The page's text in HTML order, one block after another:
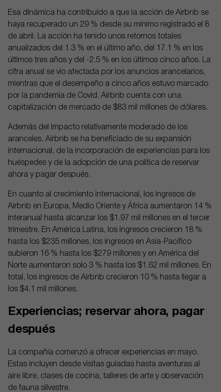
Esa dinámica ha contribuido a que la acción de Airbnb se
haya recuperado un 29 % desde su mínimo registrado el 8
de abril. La acción ha tenido unos retornos totales
anualizados del 1.3 % en el último año, del 17.1 % en los
últimos tres años y del -2.5 % en los últimos cinco años. La
cifra anual se vio afectada por los anuncios arancelarios,
mientras que el desempeño a cinco años estuvo marcado
por la pandemia de Covid. Airbnb cuenta con una
capitalización de mercado de $83 mil millones de dólares.
Además del impacto relativamente moderado de los
aranceles, Airbnb se ha beneficiado de su expansión
internacional, de la incorporación de experiencias para los
huéspedes y de la adopción de una política de reservar
ahora y pagar después.
En cuanto al crecimiento internacional, los ingresos de
Airbnb en Europa, Medio Oriente y África aumentaron 14 %
interanual hasta alcanzar los $1.97 mil millones en el tercer
trimestre. En América Latina, los ingresos crecieron 18 %
hasta los $235 millones, los ingresos en Asia-Pacífico
subieron 16 % hasta los $279 millones y en América del
Norte aumentaron solo 3 % hasta los $1.62 mil millones. En
total, los ingresos de Airbnb crecieron 10 % hasta llegar a
los $4.1 mil millones.
Experiencias; reservar ahora, pagar
después
La compañía comenzó a ofrecer experiencias en mayo.
Estas incluyen desde visitas guiadas hasta aventuras al
aire libre, clases de cocina, talleres de arte y observación
de fauna silvestre.